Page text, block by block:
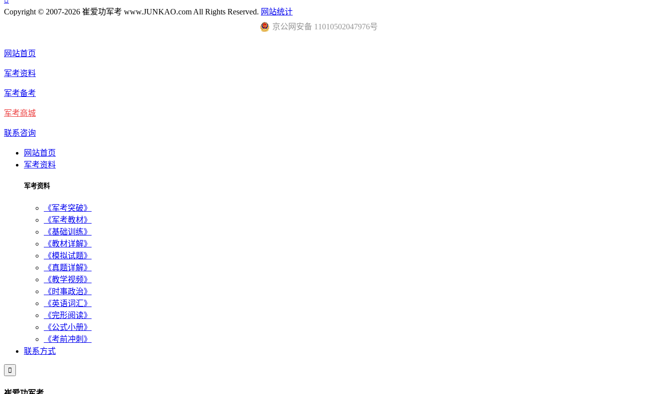
Copyright © 2007-2026 崔爱功军考 www.JUNKAO.com All Rights Reserved. 网站统计
京公网安备 11010502047976号
网站首页
军考资料
军考备考
军考商城
联系咨询
网站首页
军考资料
军考资料
《军考突破》
《军考教材》
《基础训练》
《教材详解》
《模拟试题》
《真题详解》
《教学视频》
《时事政治》
《英语词汇》
《完形阅读》
《公式小册》
《考前冲刺》
联系方式
